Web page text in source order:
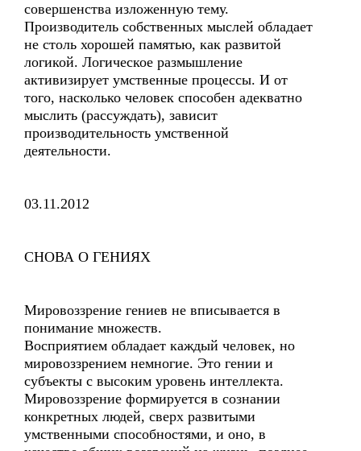
совершенства изложенную тему.
Производитель собственных мыслей обладает
не столь хорошей памятью, как развитой
логикой. Логическое размышление
активизирует умственные процессы. И от
того, насколько человек способен адекватно
мыслить (рассуждать), зависит
производительность умственной
деятельности.
03.11.2012
СНОВА О ГЕНИЯХ
Мировоззрение гениев не вписывается в
понимание множеств.
Восприятием обладает каждый человек, но
мировоззрением немногие. Это гении и
субъекты с высоким уровень интеллекта.
Мировоззрение формируется в сознании
конкретных людей, сверх развитыми
умственными способностями, и оно, в